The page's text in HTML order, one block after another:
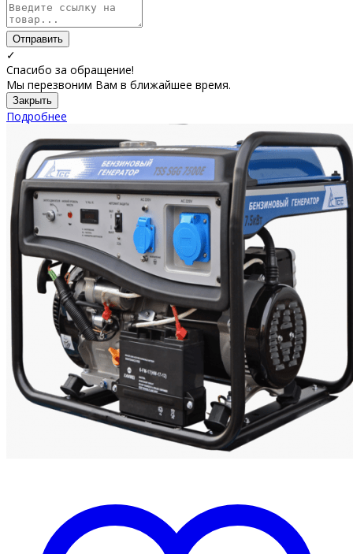
Отправить
✓
Спасибо за обращение!
Мы перезвоним Вам в ближайшее время.
Закрыть
Подробнее